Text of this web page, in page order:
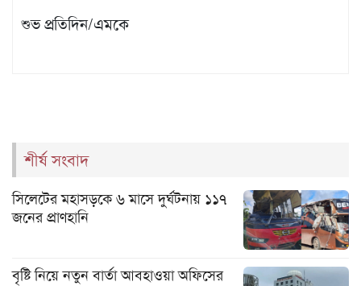
শুভ প্রতিদিন/এমকে
শীর্ষ সংবাদ
সিলেটের মহাসড়কে ৬ মাসে দুর্ঘটনায় ১১৭
জনের প্রাণহানি
বৃষ্টি নিয়ে নতুন বার্তা আবহাওয়া অফিসের